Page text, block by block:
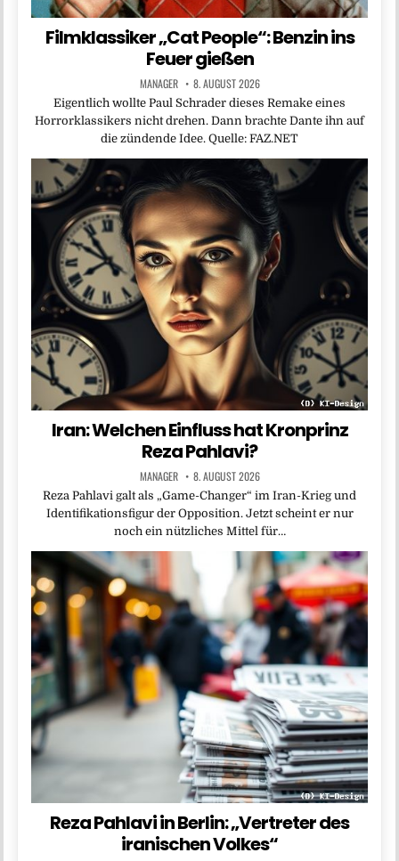
Filmklassiker „Cat People“: Benzin ins
Feuer gießen
MANAGER 8. AUGUST 2026
Eigentlich wollte Paul Schrader dieses Remake eines
Horrorklassikers nicht drehen. Dann brachte Dante ihn auf
die zündende Idee. Quelle: FAZ.NET
Iran: Welchen Einfluss hat Kronprinz
Reza Pahlavi?
MANAGER 8. AUGUST 2026
Reza Pahlavi galt als „Game-Changer“ im Iran-Krieg und
Identifikationsfigur der Opposition. Jetzt scheint er nur
noch ein nützliches Mittel für…
Reza Pahlavi in Berlin: „Vertreter des
iranischen Volkes“